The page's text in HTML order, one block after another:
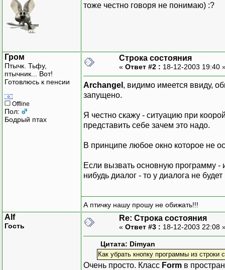
тоже честно говоря не понимаю) :?
Гром
Птычк. Тьфу,
птычник... Вот!
Готовлюсь к пенсии
Offline
Пол:
Бодрый птах
Строка состояния
« Ответ #2 : 18-12-2003 19:40
Archangel , видимо имеется ввиду,
запущено.
Я честно скажу - ситуацию при
представить себе зачем это надо.
В принципе любое окно которое не
Если вызвать основную программу -
нибудь диалог - то у диалога не
А птичку нашу прошу не обижать!!!
Alf
Гость
Re: Строка состояния
« Ответ #3 : 18-12-2003 22:08
Цитата: Dimyan
Как убрать кнопку программы из строки
Очень просто. Класс Form в